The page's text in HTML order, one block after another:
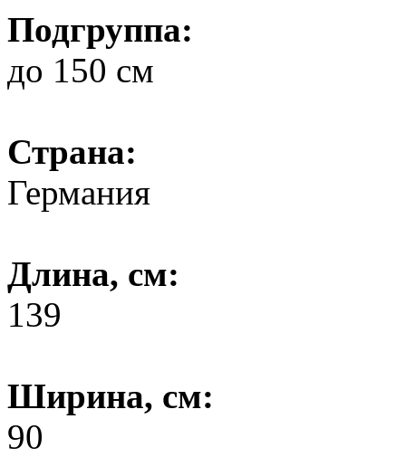
Подгруппа:
до 150 см
Страна:
Германия
Длина, см:
139
Ширина, см:
90